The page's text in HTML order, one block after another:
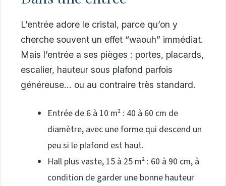
L’entrée adore le cristal, parce qu’on y
cherche souvent un effet “waouh” immédiat.
Mais l’entrée a ses pièges : portes, placards,
escalier, hauteur sous plafond parfois
généreuse… ou au contraire très standard.
Entrée de 6 à 10 m² : 40 à 60 cm de
diamètre, avec une forme qui descend un
peu si le plafond est haut.
Hall plus vaste, 15 à 25 m² : 60 à 90 cm, à
condition de garder une bonne hauteur